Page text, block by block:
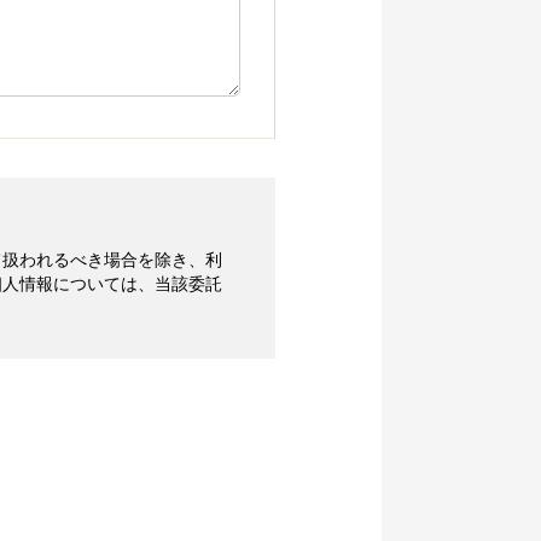
われるべき場合を除き、利
情報については、当該委託